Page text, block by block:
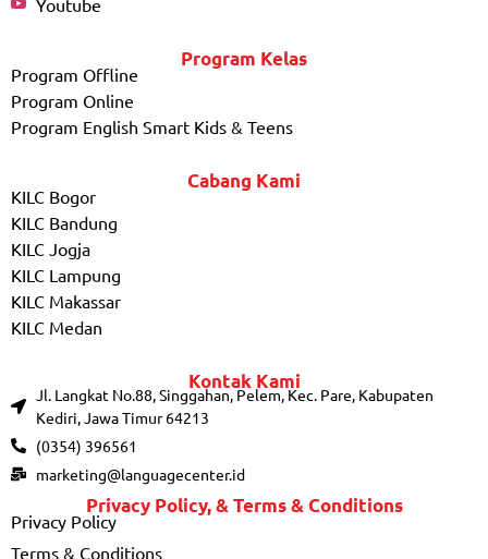
Program Kelas
Program Offline
Program Online
Program English Smart Kids & Teens
Cabang Kami
KILC Bogor
KILC Bandung
KILC Jogja
KILC Lampung
KILC Makassar
KILC Medan
Kontak Kami
Jl. Langkat No.88, Singgahan, Pelem, Kec. Pare, Kabupaten
Kediri, Jawa Timur 64213
(0354) 396561
marketing@languagecenter.id
Privacy Policy, & Terms & Conditions
Privacy Policy
Terms & Conditions